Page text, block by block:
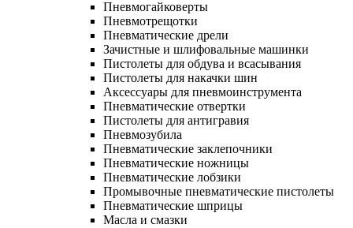
Пневмогайковерты
Пневмотрещотки
Пневматические дрели
Зачистные и шлифовальные машинки
Пистолеты для обдува и всасывания
Пистолеты для накачки шин
Аксессуары для пневмоинструмента
Пневматические отвертки
Пистолеты для антигравия
Пневмозубила
Пневматические заклепочники
Пневматические ножницы
Пневматические лобзики
Промывочные пневматические пистолеты
Пневматические шприцы
Масла и смазки